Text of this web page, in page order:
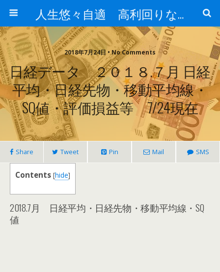
人生悠々自適 高利回りな投資法!
2018年7月24日 • No Comments
日経データ ２０１８.７月 日経
平均・日経先物・移動平均線・
SQ値・評価損益等 7/24現在
Share Tweet Pin Mail SMS
Contents [hide]
2018.7月 日経平均・日経先物・移動平均線・SQ
値